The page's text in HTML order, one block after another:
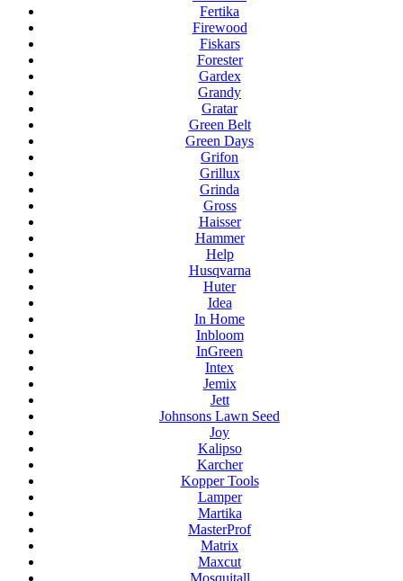
Fertika
Firewood
Fiskars
Forester
Gardex
Grandy
Gratar
Green Belt
Green Days
Grifon
Grillux
Grinda
Gross
Haisser
Hammer
Help
Husqvarna
Huter
Idea
In Home
Inbloom
InGreen
Intex
Jemix
Jett
Johnsons Lawn Seed
Joy
Kalipso
Karcher
Kopper Tools
Lamper
Martika
MasterProf
Matrix
Maxcut